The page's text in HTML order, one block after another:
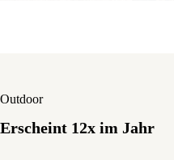
Outdoor
Erscheint 12x im Jahr